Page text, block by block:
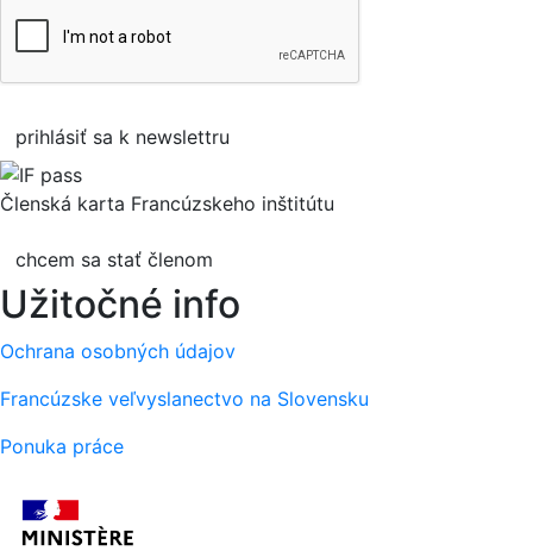
prihlásiť sa k newslettru
Členská karta Francúzskeho inštitútu
chcem sa stať členom
Užitočné info
Ochrana osobných údajov
Francúzske veľvyslanectvo na Slovensku
Ponuka práce